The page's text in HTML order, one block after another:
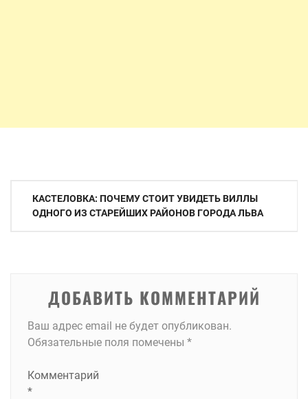
Навигация
КАСТЕЛОВКА: ПОЧЕМУ СТОИТ УВИДЕТЬ ВИЛЛЫ
ОДНОГО ИЗ СТАРЕЙШИХ РАЙОНОВ ГОРОДА ЛЬВА
ДОБАВИТЬ КОММЕНТАРИЙ
Ваш адрес email не будет опубликован.
Обязательные поля помечены *
Комментарий
*